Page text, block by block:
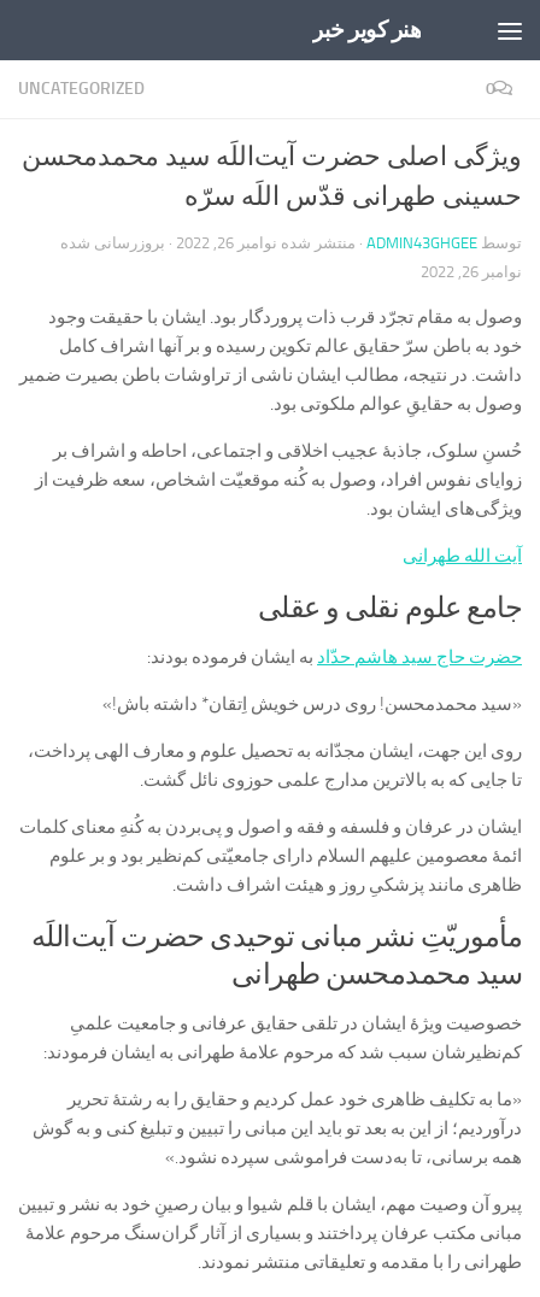
هنر کویر خبر
UNCATEGORIZED 0
ویژگی اصلی حضرت آیت‌اللَه سید محمدمحسن
حسینی طهرانی قدّس اللَه سرّه
توسط ADMIN43GHGEE · منتشر شده نوامبر 26, 2022
· بروزرسانی شده
نوامبر 26, 2022
وصول به مقام تجرّد قرب ذات پروردگار بود. ایشان با حقیقت وجود
خود به باطن سرّ حقایق عالم تکوین رسیده و بر آنها اشراف کامل
داشت. در نتیجه، مطالب‏ ايشان‏ ناشى از تراوشات باطن بصيرت ضمير
وصول به حقایقِ عوالم ملکوتى بود.
حُسنِ سلوک، جاذبۀ عجیب اخلاقی و اجتماعی، احاطه و اشراف بر
زوایای نفوس افراد، وصول به کُنه موقعیّت اشخاص، سعه ظرفيت از
ویژگی‌های ایشان بود.
آیت الله طهرانی
جامع علوم نقلی و عقلی
حضرت حاج سید هاشم حدّاد به ایشان فرموده بودند:
«سید محمدمحسن! روی درس خویش اِتقان* داشته باش!»
روی این جهت، ایشان مجدّانه به تحصیل علوم و معارف الهی پرداخت،
تا جایی که به بالاترین مدارج علمی حوزوی نائل گشت.
ایشان در عرفان و فلسفه و فقه و اصول و پى‌‌بردن به کُنهِ معنای کلمات
ائمۀ معصومین علیهم السلام دارای جامعیّتی کم‌نظیر بود و بر علوم
ظاهری مانند پزشکیِ روز و هیئت اشراف داشت.
مأموریّتِ نشر مبانی توحیدی حضرت آیت‌اللَه
سید محمدمحسن طهرانی
خصوصیت ویژۀ ایشان در تلقی حقایق عرفانی و جامعیت علمیِ
کم‌نظیرشان سبب شد که مرحوم علامۀ طهرانی به ایشان فرمودند:
«ما به تكليف ظاهری خود عمل كرديم و حقايق را به رشتۀ تحرير
درآورديم؛ از اين به بعد تو باید اين مبانى را تبیین و تبليغ كنى و به گوش
همه برسانى، تا به‌دست فراموشى سپرده نشود.»
پیرو آن وصیت مهم، ایشان با قلم شیوا و بیان رصینِ خود به نشر و تبیین
مبانی مکتب عرفان پرداختند و بسیاری از آثار گران‌سنگ مرحوم علامۀ
طهرانی را با مقدمه و تعلیقاتی منتشر نمودند.